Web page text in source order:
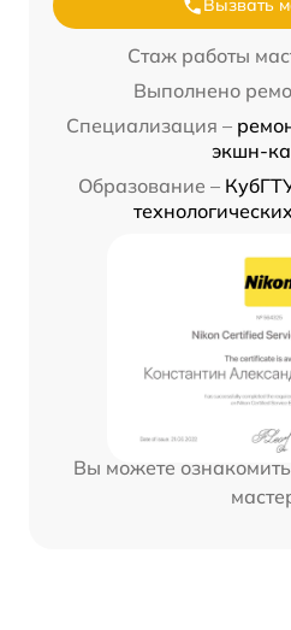
Вызвать
Стаж работы
Выполнено
Специализация –
экшн-
Образование –
Вы можете